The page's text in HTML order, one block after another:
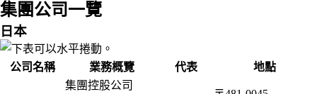
集團公司一覽
日本
公司名稱 業務概覽 代表 地點
集團控股公司